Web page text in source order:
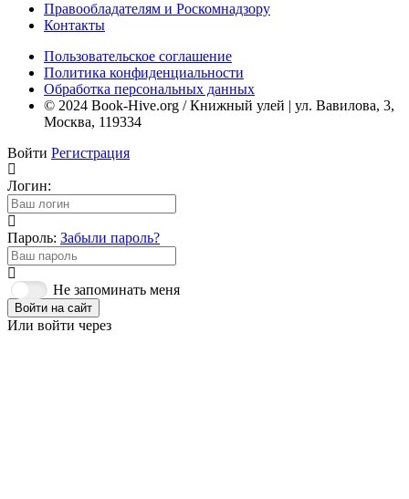
Правообладателям и Роскомнадзору
Контакты
Пользовательское соглашение
Политика конфиденциальности
Обработка персональных данных
© 2024 Book-Hive.org / Книжный улей | ул. Вавилова, 3,
Москва, 119334
Войти Регистрация
Логин:
Пароль: Забыли пароль?
Не запоминать меня
Войти на сайт
Или войти через